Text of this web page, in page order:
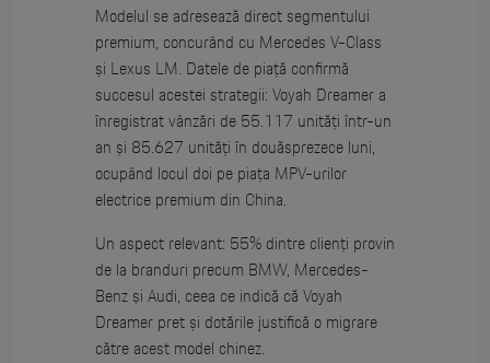
Modelul se adresează direct segmentului
premium, concurând cu Mercedes V-Class
și Lexus LM. Datele de piață confirmă
succesul acestei strategii: Voyah Dreamer a
înregistrat vânzări de 55.117 unități într-un
an și 85.627 unități în douăsprezece luni,
ocupând locul doi pe piața MPV-urilor
electrice premium din China.
Un aspect relevant: 55% dintre clienți provin
de la branduri precum BMW, Mercedes-
Benz și Audi, ceea ce indică că Voyah
Dreamer pret și dotările justifică o migrare
către acest model chinez.